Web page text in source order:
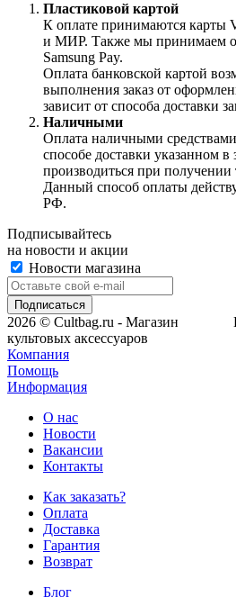
Пластиковой картой
К оплате принимаются карты
и МИР. Также мы принимаем
Samsung Pay.
Оплата банковской картой
выполнения заказ от
зависит от способа доставки
Наличными
Оплата наличными
способе доставки указанном в
производиться при получении
Данный способ оплаты
РФ.
Подписывайтесь
на новости и акции
Новости магазина
2026 © Cultbag.ru - Магазин
культовых аксессуаров
Компания
Помощь
Информация
О нас
Новости
Вакансии
Контакты
Как заказать?
Оплата
Доставка
Гарантия
Возврат
Блог